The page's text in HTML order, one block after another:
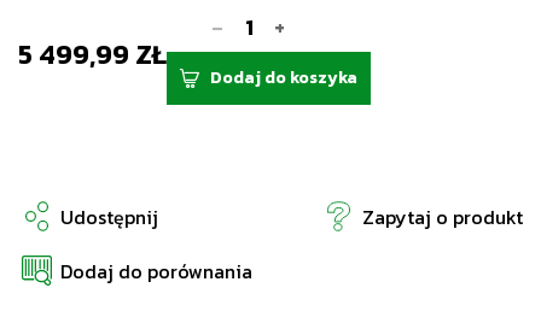
5 499,99 ZŁ
- +
Dodaj do koszyka
Udostępnij
Zapytaj o produkt
Dodaj do porównania